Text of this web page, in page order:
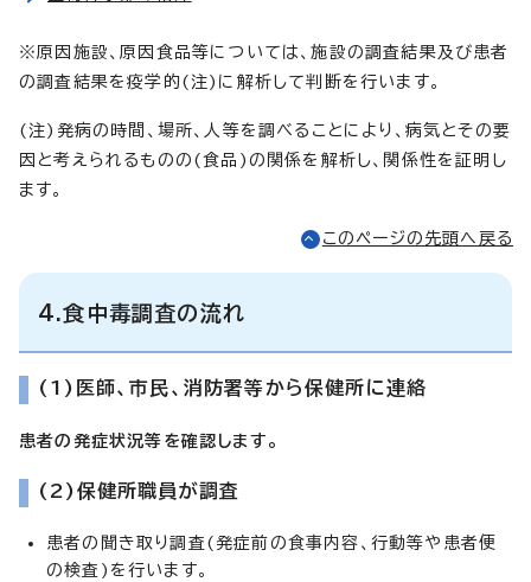
※原因施設、原因食品等については、施設の調査結果及び患者
の調査結果を疫学的(注)に解析して判断を行います。
(注)発病の時間、場所、人等を調べることにより、病気とその要
因と考えられるものの(食品)の関係を解析し、関係性を証明し
ます。
このページの先頭へ戻る
4.食中毒調査の流れ
(1)医師、市民、消防署等から保健所に連絡
患者の発症状況等を確認します。
(2)保健所職員が調査
患者の聞き取り調査(発症前の食事内容、行動等や患者便
の検査)を行います。